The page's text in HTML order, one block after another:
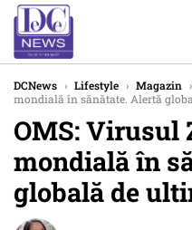
DCNews › Lifestyle › Magazin ›
mondială în sănătate. Alertă
OMS: Virusul
mondială în
globală de